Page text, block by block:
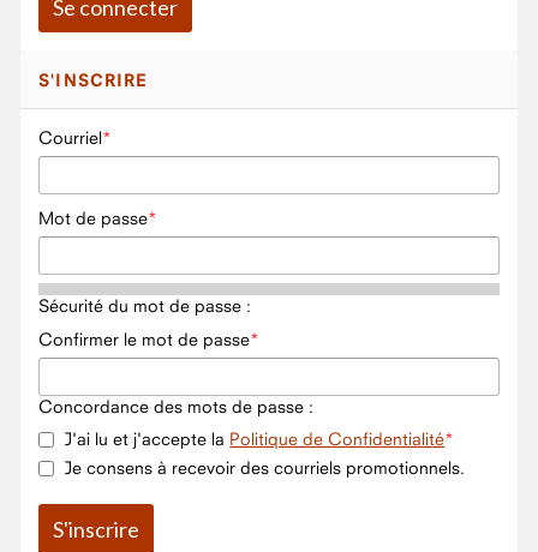
S'INSCRIRE
Courriel
Mot de passe
Sécurité du mot de passe :
Confirmer le mot de passe
Concordance des mots de passe :
J'ai lu et j'accepte la Politique de Confidentialité
Je consens à recevoir des courriels promotionnels.